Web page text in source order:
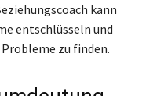
kann
entschlüsseln und
zu finden.